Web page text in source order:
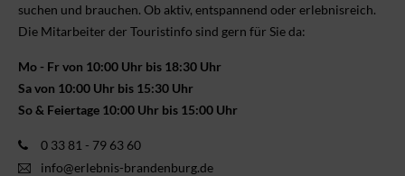
suchen und brauchen. Ob aktiv, ent­spannend oder erlebnis­reich.
Die Mitarbeiter der Touristinfo sind gern für Sie da:
Mo - Fr von 10:00 Uhr bis 18:30 Uhr
Sa von 10:00 Uhr bis 15:30 Uhr
So & Feiertage 10:00 Uhr bis 15:00 Uhr
0 33 81 - 79 63 60
info@erlebnis-brandenburg.de